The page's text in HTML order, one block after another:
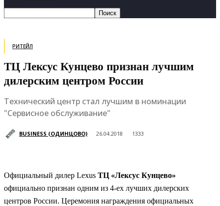
РИТЕЙЛ
ТЦ Лексус Кунцево признан лучшим
дилерским центром России
Технический центр стал лучшим в номинации
"Сервисное обслуживание"
BUSINESS (ОДИНЦОВО) 26.04.2018 1333
Официальный дилер Lexus ТЦ «Лексус Кунцево»
официально признан одним из 4-ех лучших дилерских
центров России. Церемония награждения официальных